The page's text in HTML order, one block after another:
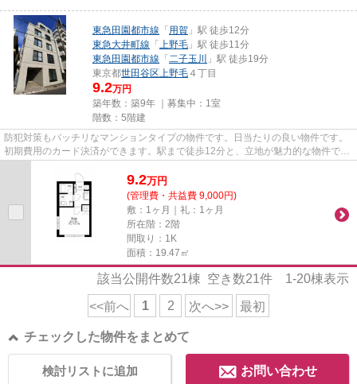
東急田園都市線 「用賀 」駅 徒歩12分
東急大井町線 「 上野毛 」駅 徒歩11分
東急田園都市線 「二子玉川
」駅 徒歩19分
東京都世田谷区 上野毛 ４丁目
9.2万円
築年数：築9年 ｜募集中： 1室
階数：5階建
防犯対策もバッチリなマンションタイプの物件です。日当たりの良い物件です。
初期費用のカード決済ができます。駅まで徒歩12分と、立地が魅力的な物件で
す。世田谷区の東急田園都市線...
9.2万円
(管理費・共益費 9,000円)
敷：1ヶ月｜礼：1ヶ月
所在階：2階
間取り：1K
面積：19.47㎡
該当公開件数21棟 空き数21件 1-20棟表示
<<前へ 1 2 次へ>> 最初
チェックした物件をまとめて
お問い合わせ
検討リストに追加